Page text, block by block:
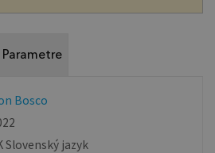
Parametre
Bosco
Slovenský jazyk